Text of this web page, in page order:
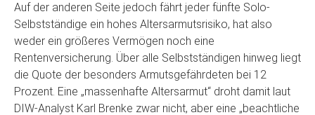
Auf der anderen Seite jedoch fährt jeder fünfte Solo-
Selbstständige ein hohes Altersarmutsrisiko, hat also
weder ein größeres Vermögen noch eine
Rentenversicherung. Über alle Selbstständigen hinweg liegt
die Quote der besonders Armutsgefährdeten bei 12
Prozent. Eine „massenhafte Altersarmut“ droht damit laut
DIW-Analyst Karl Brenke zwar nicht, aber eine „beachtliche